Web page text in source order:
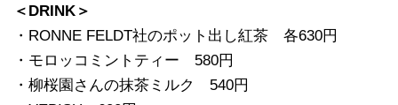
＜DRINK＞
・RONNE FELDT社のポット出し紅茶 各630円
・モロッコミントティー 580円
・柳桜園さんの抹茶ミルク 540円